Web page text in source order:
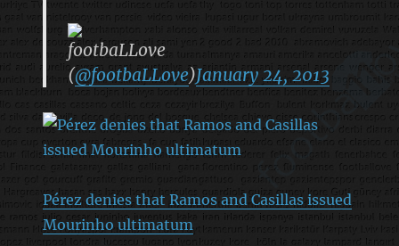
footbaLLove
(@footbaLLove)January 24, 2013
Pérez denies that Ramos and Casillas issued
Mourinho ultimatum